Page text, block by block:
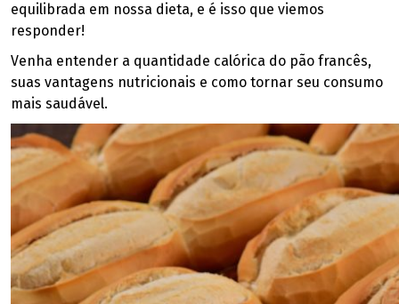
equilibrada em nossa dieta, e é isso que viemos
responder!
Venha entender a quantidade calórica do pão francês,
suas vantagens nutricionais e como tornar seu consumo
mais saudável.